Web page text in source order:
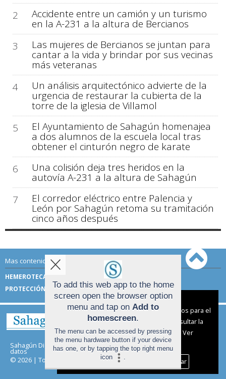
2
Accidente entre un camión y un turismo
en la A-231 a la altura de Bercianos
3
Las mujeres de Bercianos se juntan para
cantar a la vida y brindar por sus vecinas
más veteranas
4
Un análisis arquitectónico advierte de la
urgencia de restaurar la cubierta de la
torre de la iglesia de Villamol
5
El Ayuntamiento de Sahagún homenajea
a dos alumnos de la escuela local tras
obtener el cinturón negro de karate
6
Una colisión deja tres heridos en la
autovía A-231 a la altura de Sahagún
7
El corredor eléctrico entre Palencia y
León por Sahagún retoma su tramitación
cinco años después
Mas contenido de Sahagún Digital:
HEMEROTECA
TÉRMINOS DE USO
PROTECCIÓN DE DATOS
Sahagún Digital | Términos de uso|Protección de
datos
© 2026 | Todos los derechos reservados
Aviso sobre el Uso de cookies:
Utilizamos cookies nuestras y de terceros para el
funcionamiento del digital. Puedes consultar la
lista de cookies y como desconectarlas.
Ver
nuestra Política de Privacidad y Cookies
Aceptar Cookies
Personalizar
To add this web app to the home
screen open the browser option
menu and tap on Add to
homescreen.
The menu can be accessed by pressing
the menu hardware button if your device
has one, or by tapping the top right menu
icon
.